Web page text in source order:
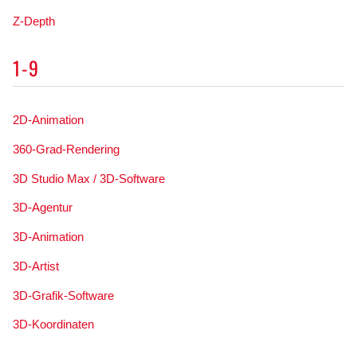
Z-Depth
1-9
2D-Animation
360-Grad-Rendering
3D Studio Max / 3D-Software
3D-Agentur
3D-Animation
3D-Artist
3D-Grafik-Software
3D-Koordinaten